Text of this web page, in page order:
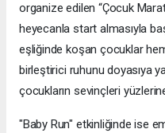
organize edilen “Çocuk
heyecanla start almasıyla
eşliğinde koşan çocuklar
birleştirici ruhunu doyasıya
çocukların sevinçleri
"Baby Run" etkinliğinde ise